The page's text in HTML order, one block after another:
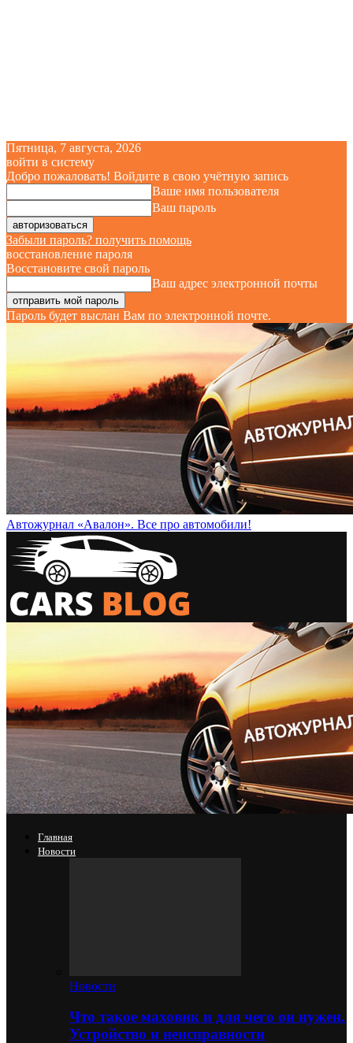
Пятница, 7 августа, 2026
войти в систему
Добро пожаловать! Войдите в свою учётную запись
Ваше имя пользователя
Ваш пароль
Забыли пароль? получить помощь
восстановление пароля
Восстановите свой пароль
Ваш адрес электронной почты
Пароль будет выслан Вам по электронной почте.
Автожурнал «Авалон». Все про автомобили!
Главная
Новости
Новости
Что такое маховик и для чего он нужен.
Устройство и неисправности